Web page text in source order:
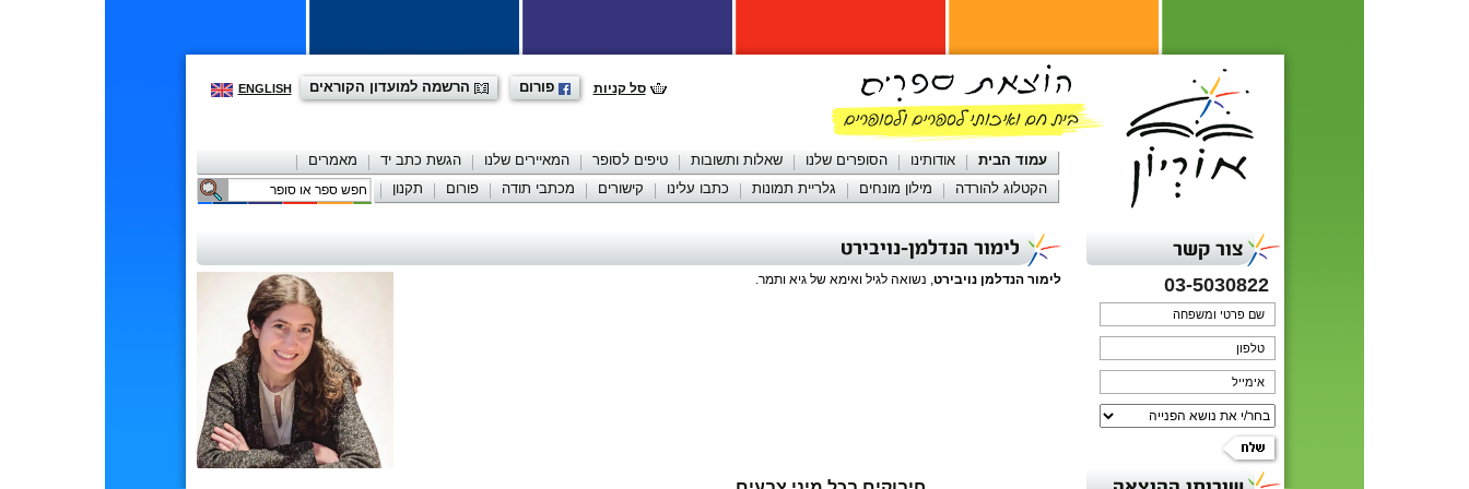
ENGLISH הרשמה למועדון הקוראים פורום סל קניות
עמוד הבית אודותינו הסופרים שלנו שאלות ותשובות טיפים לסופר המאיירים שלנו הגשת כתב יד
מאמרים
הקטלוג להורדה
מילון מונחים גלריית תמונות כתבו עלינו קישורים מכתבי תודה פורום תקנון יצירת קשר
צור קשר
03-5030822
לימור הנדלמן-נויבירט
לימור הנדלמן נויבירט, נשואה לגיל ואימא של גיא ותמר.